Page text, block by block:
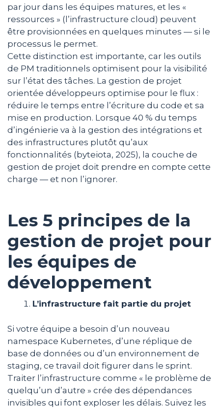
par jour dans les équipes matures, et les «
ressources » (l’infrastructure cloud) peuvent
être provisionnées en quelques minutes — si le
processus le permet.
Cette distinction est importante, car les outils
de PM traditionnels optimisent pour la visibilité
sur l’état des tâches. La gestion de projet
orientée développeurs optimise pour le flux :
réduire le temps entre l’écriture du code et sa
mise en production. Lorsque 40 % du temps
d’ingénierie va à la gestion des intégrations et
des infrastructures plutôt qu’aux
fonctionnalités (byteiota, 2025), la couche de
gestion de projet doit prendre en compte cette
charge — et non l’ignorer.
Les 5 principes de la
gestion de projet pour
les équipes de
développement
L’infrastructure fait partie du projet
Si votre équipe a besoin d’un nouveau
namespace Kubernetes, d’une réplique de
base de données ou d’un environnement de
staging, ce travail doit figurer dans le sprint.
Traiter l’infrastructure comme « le problème de
quelqu’un d’autre » crée des dépendances
invisibles qui font exploser les délais. Suivez les